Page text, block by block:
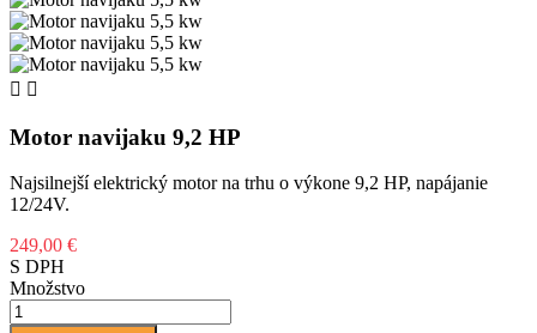
 
Motor navijaku 9,2 HP
Najsilnejší elektrický motor na trhu o výkone 9,2 HP, napájanie
12/24V.
249,00 €
S DPH
Množstvo